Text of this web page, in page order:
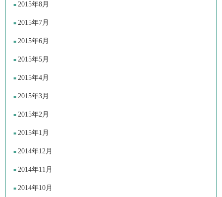
2015年8月
2015年7月
2015年6月
2015年5月
2015年4月
2015年3月
2015年2月
2015年1月
2014年12月
2014年11月
2014年10月